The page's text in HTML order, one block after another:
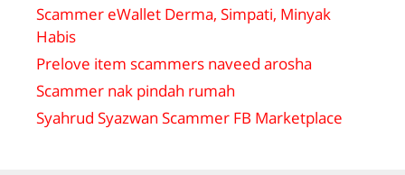
Scammer eWallet Derma, Simpati, Minyak
Habis
Prelove item scammers naveed arosha
Scammer nak pindah rumah
Syahrud Syazwan Scammer FB Marketplace